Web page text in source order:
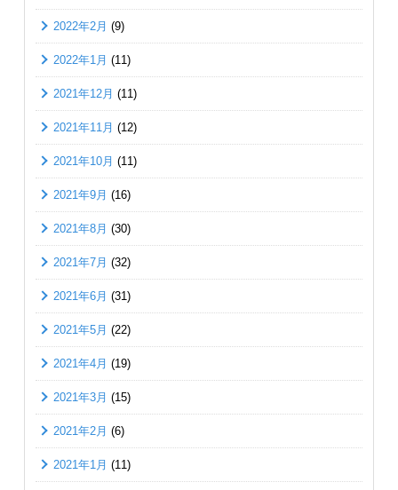
2022年2月 (9)
2022年1月 (11)
2021年12月 (11)
2021年11月 (12)
2021年10月 (11)
2021年9月 (16)
2021年8月 (30)
2021年7月 (32)
2021年6月 (31)
2021年5月 (22)
2021年4月 (19)
2021年3月 (15)
2021年2月 (6)
2021年1月 (11)